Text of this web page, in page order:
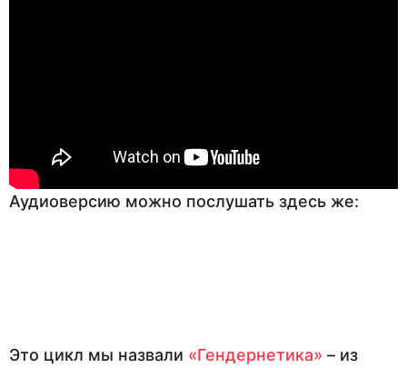
Аудиоверсию можно послушать здесь же:
Это цикл мы назвали «Гендернетика» – из